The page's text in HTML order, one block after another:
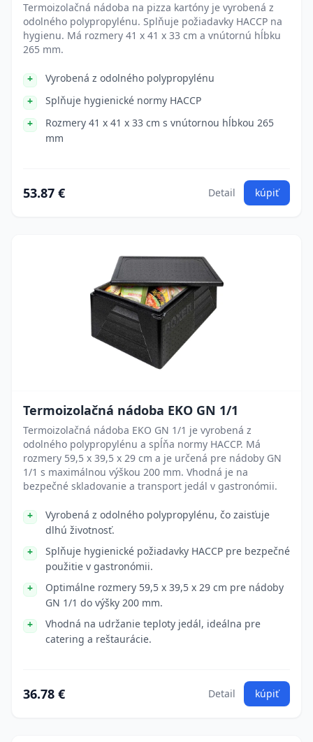
Termoizolačná nádoba na pizza kartóny je vyrobená z
odolného polypropylénu. Splňuje požiadavky HACCP na
hygienu. Má rozmery 41 x 41 x 33 cm a vnútornú hĺbku
265 mm.
Vyrobená z odolného polypropylénu
Splňuje hygienické normy HACCP
Rozmery 41 x 41 x 33 cm s vnútornou hĺbkou 265
mm
53.87 € Detail kúpiť
Termoizolačná nádoba EKO GN 1/1
Termoizolačná nádoba EKO GN 1/1 je vyrobená z
odolného polypropylénu a spĺňa normy HACCP. Má
rozmery 59,5 x 39,5 x 29 cm a je určená pre nádoby GN
1/1 s maximálnou výškou 200 mm. Vhodná je na
bezpečné skladovanie a transport jedál v gastronómii.
Vyrobená z odolného polypropylénu, čo zaisťuje
dlhú životnosť.
Splňuje hygienické požiadavky HACCP pre bezpečné
použitie v gastronómii.
Optimálne rozmery 59,5 x 39,5 x 29 cm pre nádoby
GN 1/1 do výšky 200 mm.
Vhodná na udržanie teploty jedál, ideálna pre
catering a reštaurácie.
36.78 € Detail kúpiť